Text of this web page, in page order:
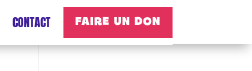
CONTACT FAIRE UN DON